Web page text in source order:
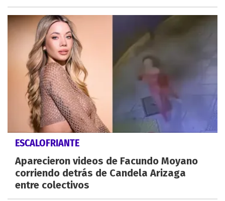
ESCALOFRIANTE
Aparecieron videos de Facundo Moyano
corriendo detrás de Candela Arizaga
entre colectivos